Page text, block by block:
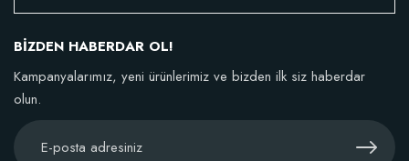
BİZDEN HABERDAR OL!
Kampanyalarımız, yeni ürünlerimiz ve bizden ilk siz haberdar
olun.